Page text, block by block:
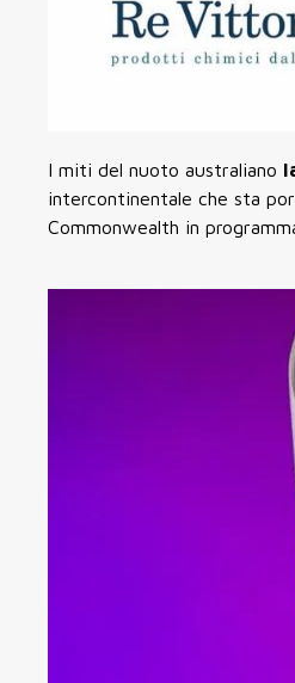
I miti del nuoto australiano
intercontinentale che sta
Commonwealth in